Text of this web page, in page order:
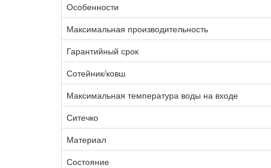
Особенности
Максимальная производительность
Гарантийный срок
Сотейник/ковш
Максимальная температура воды на входе
Ситечко
Материал
Состояние